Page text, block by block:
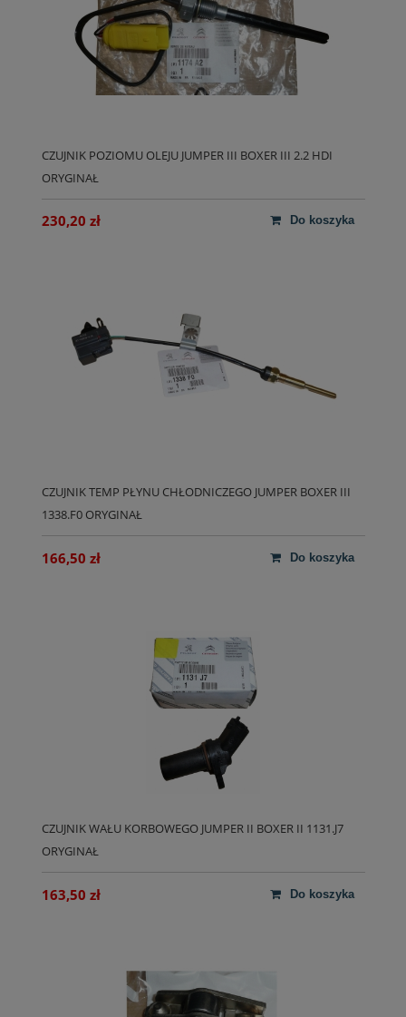
CZUJNIK POZIOMU OLEJU JUMPER III BOXER III 2.2 HDI
ORYGINAŁ
230,20 zł do koszyka
CZUJNIK TEMP PŁYNU CHŁODNICZEGO JUMPER BOXER III
1338.F0 ORYGINAŁ
166,50 zł do koszyka
CZUJNIK WAŁU KORBOWEGO JUMPER II BOXER II 1131.J7
ORYGINAŁ
163,50 zł do koszyka